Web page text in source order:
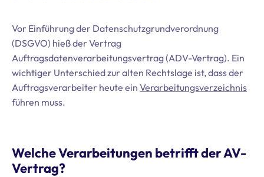
Vor Einführung der Datenschutzgrundverordnung
(DSGVO) hieß der Vertrag
Auftragsdatenverarbeitungsvertrag (ADV-Vertrag). Ein
wichtiger Unterschied zur alten Rechtslage ist, dass der
Auftragsverarbeiter heute ein Verarbeitungsverzeichnis
führen muss.
Welche Verarbeitungen betrifft der AV-
Vertrag?